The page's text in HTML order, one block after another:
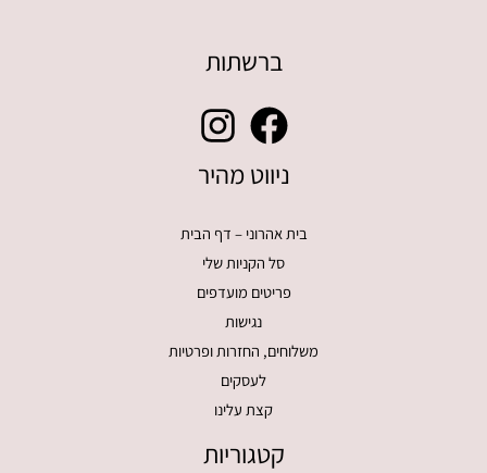
ברשתות
ניווט מהיר
בית אהרוני – דף הבית
סל הקניות שלי
פריטים מועדפים
נגישות
משלוחים, החזרות ופרטיות
לעסקים
קצת עלינו
קטגוריות